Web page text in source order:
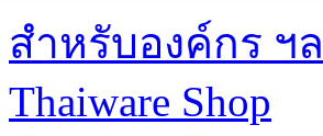
Thaiware Shop